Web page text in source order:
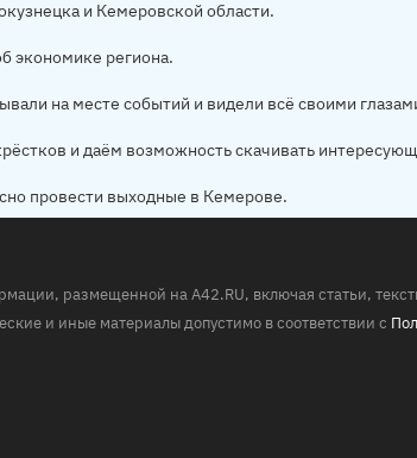
и Кемеровской области.
экономике региона.
на месте событий и видели всё своими
и даём возможность скачивать
провести выходные в Кемерове.
размещенной на A42.RU, включая статьи,
и иные материалы допустимо в соответствии с